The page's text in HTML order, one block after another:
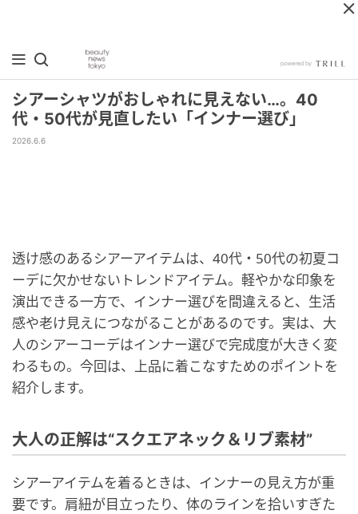
シアーシャツがおしゃれに見えない…。40
代・50代が見直したい「インナー選び」
2026.6.6
透け感のあるシアーアイテムは、40代・50代の初夏コ
ーデに欠かせないトレンドアイテム。軽やかな印象を
演出できる一方で、インナー選びを間違えると、生活
感や老け見えにつながることがあるのです。実は、大
人のシアーコーデはインナー選びで完成度が大きく変
わるもの。今回は、上品に着こなすためのポイントを
紹介します。
大人の正解は“スクエアネック＆リブ素材”
シアーアイテムを着るときは、インナーの見え方が重
要です。肩紐が目立ったり、体のラインを拾いすぎた